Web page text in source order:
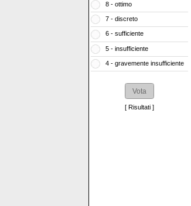
8 - ottimo
7 - discreto
6 - sufficiente
5 - insufficiente
4 - gravemente insufficiente
[ Risultati ]